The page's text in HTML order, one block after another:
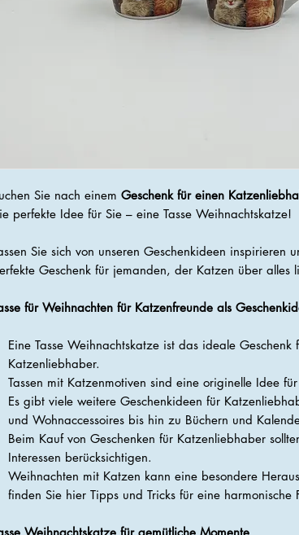
Sie nach einem Geschenk für einen
perfekte Idee für Sie – eine Tasse Weihnachtskatze!
Sie sich von unseren Geschenkideen inspirieren
Geschenk für jemanden, der Katzen über alles
für Weihnachten für Katzenfreunde als
Eine Tasse Weihnachtskatze ist das ideale Geschenk
Katzenliebhaber.
Tassen mit Katzenmotiven sind eine originelle Idee
Es gibt viele weitere Geschenkideen für
und Wohnaccessoires bis hin zu Büchern und
Beim Kauf von Geschenken für Katzenliebhaber
Interessen berücksichtigen.
Weihnachten mit Katzen kann eine besondere
finden Sie hier Tipps und Tricks für eine harmonische